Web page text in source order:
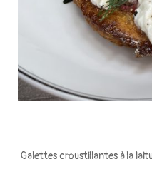
Galettes croustillantes à la